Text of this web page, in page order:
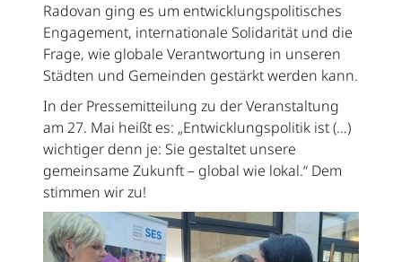
Radovan ging es um entwicklungspolitisches
Engagement, internationale Solidarität und die
Frage, wie globale Verantwortung in unseren
Städten und Gemeinden gestärkt werden kann.
In der Pressemitteilung zu der Veranstaltung
am 27. Mai heißt es: „Entwicklungspolitik ist (…)
wichtiger denn je: Sie gestaltet unsere
gemeinsame Zukunft – global wie lokal.“ Dem
stimmen wir zu!